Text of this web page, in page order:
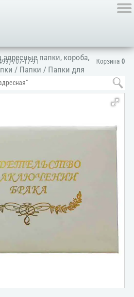
Корзина 0
707-17-91папки, короба,
/ Папки / Папки для
документов